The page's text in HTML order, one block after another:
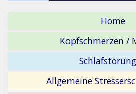
Home
Kopfschmerzen /
Allgemeine